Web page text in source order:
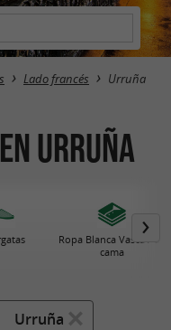
Lado francés Urruña
Urruña
Ropa Blanca Vasca / de
cama
Urruña